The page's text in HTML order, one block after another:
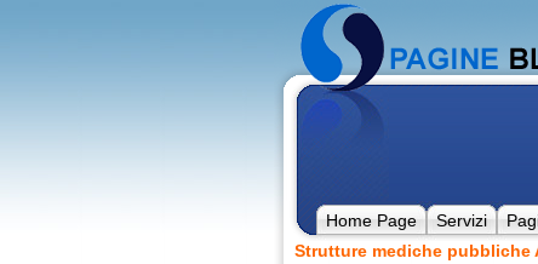
Home Page Servizi
Strutture mediche pubbliche